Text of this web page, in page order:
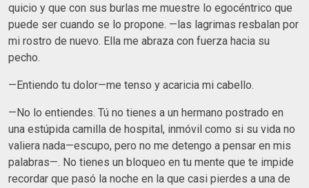
quicio y que con sus burlas me muestre lo egocéntrico que
puede ser cuando se lo propone. —las lagrimas resbalan por
mi rostro de nuevo. Ella me abraza con fuerza hacia su
pecho.
—Entiendo tu dolor—me tenso y acaricia mi cabello.
—No lo entiendes. Tú no tienes a un hermano postrado en
una estúpida camilla de hospital, inmóvil como si su vida no
valiera nada—escupo, pero no me detengo a pensar en mis
palabras—. No tienes un bloqueo en tu mente que te impide
recordar que pasó la noche en la que casi pierdes a una de